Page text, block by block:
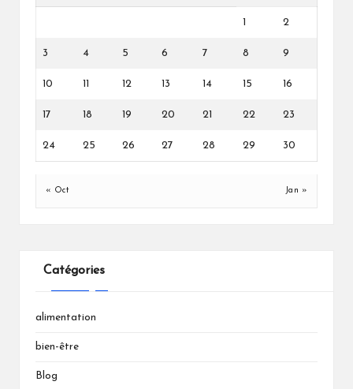
2
3 4 5 6 7 8 9
10 12 13 14 15 16
17 18 19 20 21 22 23
24 25 26 27 28 29 30
« Oct Jan »
Catégories
alimentation
bien-être
Blog